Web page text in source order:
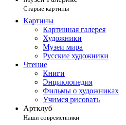
Старые картины
Картины
Картинная галерея
Художники
Музеи мира
Русские художники
Чтение
Книги
Энциклопедия
Фильмы о художниках
Учимся рисовать
Артклуб
Наши современники